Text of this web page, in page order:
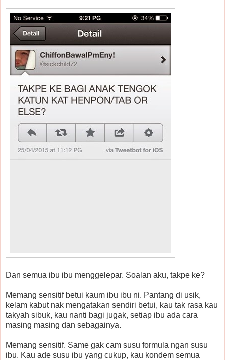
Dan semua ibu ibu menggelepar. Soalan aku, takpe ke?
Memang sensitif betui kaum ibu ibu ni. Pantang di usik,
kelam kabut nak mengatakan sendiri betui, kau tak rasa kau
takyah sibuk, kau nanti bagi jugak, setiap ibu ada cara
masing masing dan sebagainya.
Memang sensitif. Same gak cam susu formula ngan susu
ibu. Kau ade susu ibu yang cukup, kau kondem semua